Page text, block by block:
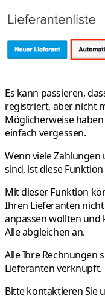
Es kann passieren,
registriert, aber nicht
Möglicherweise
einfach vergessen.
Wenn viele
sind, ist diese
Mit dieser Funktion
Ihren Lieferanten nicht
anpassen wollten und
Alle abgleichenan.
Alle Ihre Rechnungen
Lieferanten verknüpft.
Bitte kontaktieren Sie